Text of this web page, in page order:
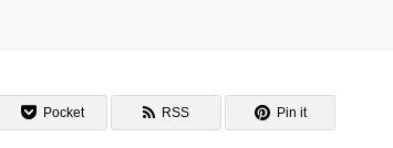
Pocket RSS Pin it